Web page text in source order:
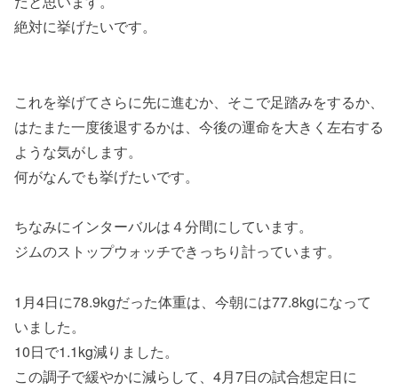
絶対に挙げたいです。
これを挙げてさらに先に進むか、そこで足踏みをするか、
はたまた一度後退するかは、今後の運命を大きく左右する
ような気がします。
何がなんでも挙げたいです。
ちなみにインターバルは４分間にしています。
ジムのストップウォッチできっちり計っています。
1月4日に78.9kgだった体重は、今朝には77.8kgになって
いました。
10日で1.1kg減りました。
この調子で緩やかに減らして、4月7日の試合想定日に